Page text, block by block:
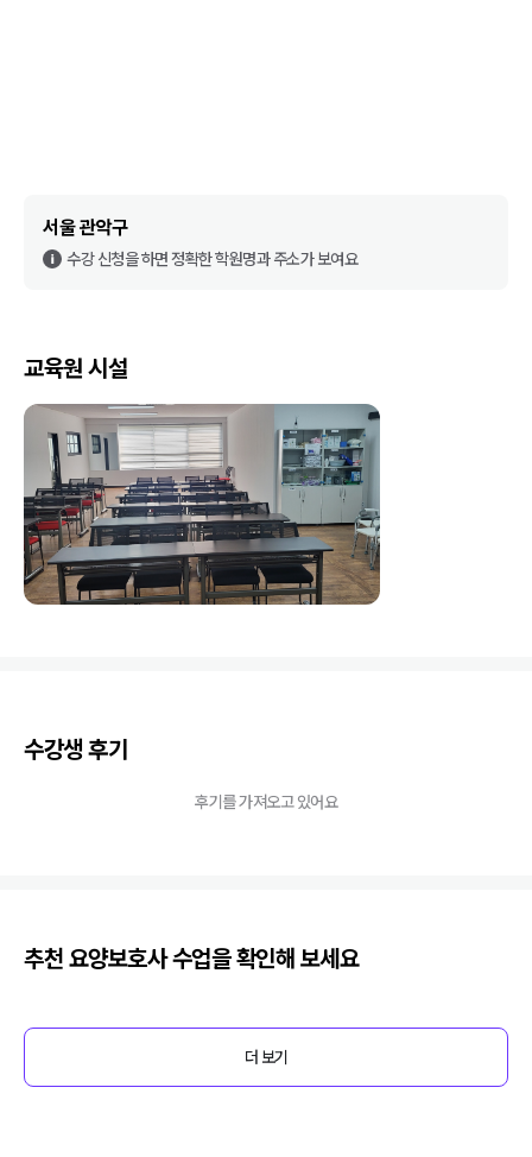
서울 관악구
수강 신청을 하면 정확한 학원명과 주소가 보여요
교육원 시설
수강생 후기
후기를 가져오고 있어요
추천 요양보호사수업을 확인해 보세요
더 보기